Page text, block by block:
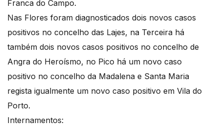
Franca do Campo.
Nas Flores foram diagnosticados dois novos casos
positivos no concelho das Lajes, na Terceira há
também dois novos casos positivos no concelho de
Angra do Heroísmo, no Pico há um novo caso
positivo no concelho da Madalena e Santa Maria
regista igualmente um novo caso positivo em Vila do
Porto.
Internamentos: